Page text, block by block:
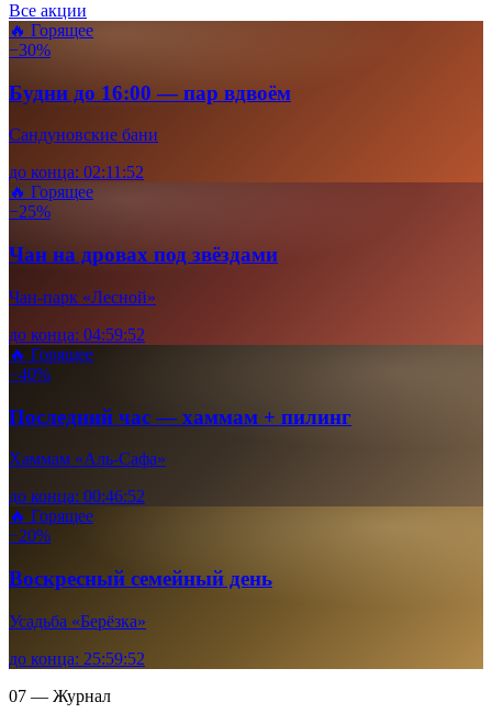
Все акции
🔥 Горящее
−30%
Будни до 16:00 — пар вдвоём
Сандуновские бани
до конца: 02:11:50
🔥 Горящее
−25%
Чан на дровах под звёздами
Чан-парк «Лесной»
до конца: 04:59:50
🔥 Горящее
−40%
Последний час — хаммам + пилинг
Хаммам «Аль-Сафа»
до конца: 00:46:50
🔥 Горящее
−20%
Воскресный семейный день
Усадьба «Берёзка»
до конца: 25:59:50
07 — Журнал